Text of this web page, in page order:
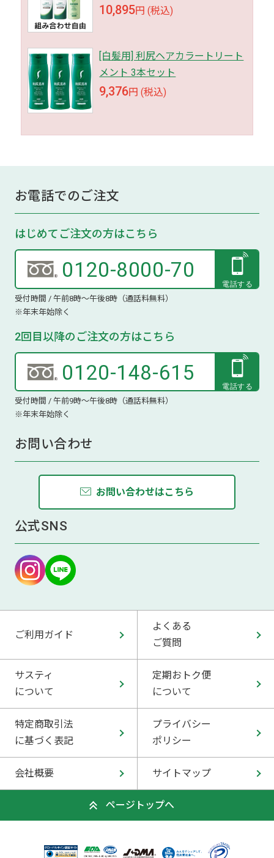
10,895円 (税込)
[白髪用] 利尻ヘアカラートリート
メント 3本セット
9,376円 (税込)
お電話でのご注文
はじめてご注文の方はこちら
0120-8000-70
受付時間 / 午前8時～午後8時（通話料無料）
※年末年始除く
2回目以降のご注文の方はこちら
0120-148-615
受付時間 / 午前9時～午後8時（通話料無料）
※年末年始除く
お問い合わせ
お問い合わせはこちら
公式SNS
ご利用ガイド
よくある
ご質問
サスティ
について
定期おトク便
について
特定商取引法
に基づく表記
プライバシー
ポリシー
会社概要 サイトマップ
ページトップへ